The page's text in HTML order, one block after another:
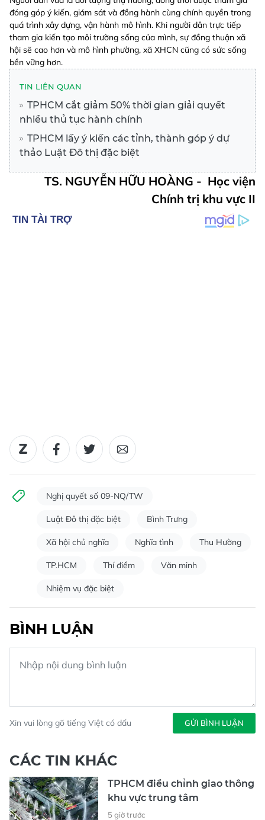
đóng góp ý kiến, giám sát và đồng hành cùng chính quyền trong
quá trình xây dựng, vận hành mô hình. Khi người dân trực tiếp
tham gia kiến tạo môi trường sống của mình, sự đồng thuận xã
hội sẽ cao hơn và mô hình phường, xã XHCN cũng có sức sống
bền vững hơn.
TIN LIÊN QUAN
TPHCM cắt giảm 50% thời gian giải quyết
nhiều thủ tục hành chính
TPHCM lấy ý kiến các tỉnh, thành góp ý dự
thảo Luật Đô thị đặc biệt
TS. NGUYỄN HỮU HOÀNG - Học viện
Chính trị khu vực II
Nghị quyết số 09-NQ/TW
Luật Đô thị đặc biệt Bình Trưng
Xã hội chủ nghĩa Nghĩa tình Thu Hường
TP.HCM Thí điểm Văn minh
Nhiệm vụ đặc biệt
BÌNH LUẬN
Xin vui lòng gõ tiếng Việt có dấu GỬI BÌNH LUẬN
CÁC TIN KHÁC
TPHCM điều chỉnh giao thông
khu vực trung tâm
5 giờ trước